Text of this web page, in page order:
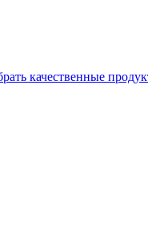
качественные